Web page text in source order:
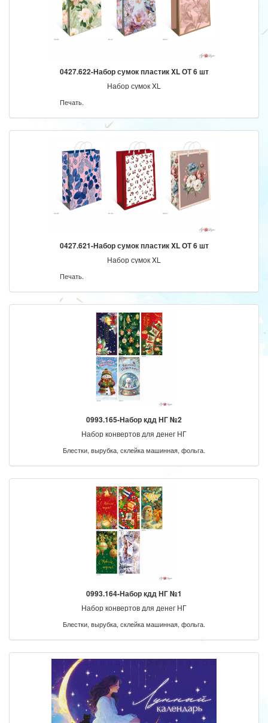
0427.622-Набор сумок пластик XL ОТ 6 шт
Набор сумок XL
Печать.
0427.621-Набор сумок пластик XL ОТ 6 шт
Набор сумок XL
Печать.
0993.165-Набор кдд НГ №2
Набор конвертов для денег НГ
Блестки, вырубка, склейка машинная, фольга.
0993.164-Набор кдд НГ №1
Набор конвертов для денег НГ
Блестки, вырубка, склейка машинная, фольга.